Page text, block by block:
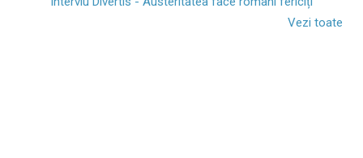
Vezi toate